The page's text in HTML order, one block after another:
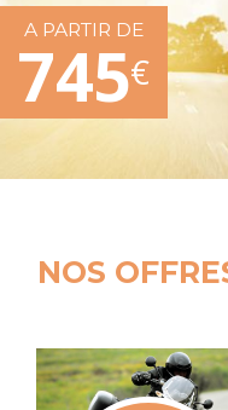
A PARTIR DE
745€
NOS